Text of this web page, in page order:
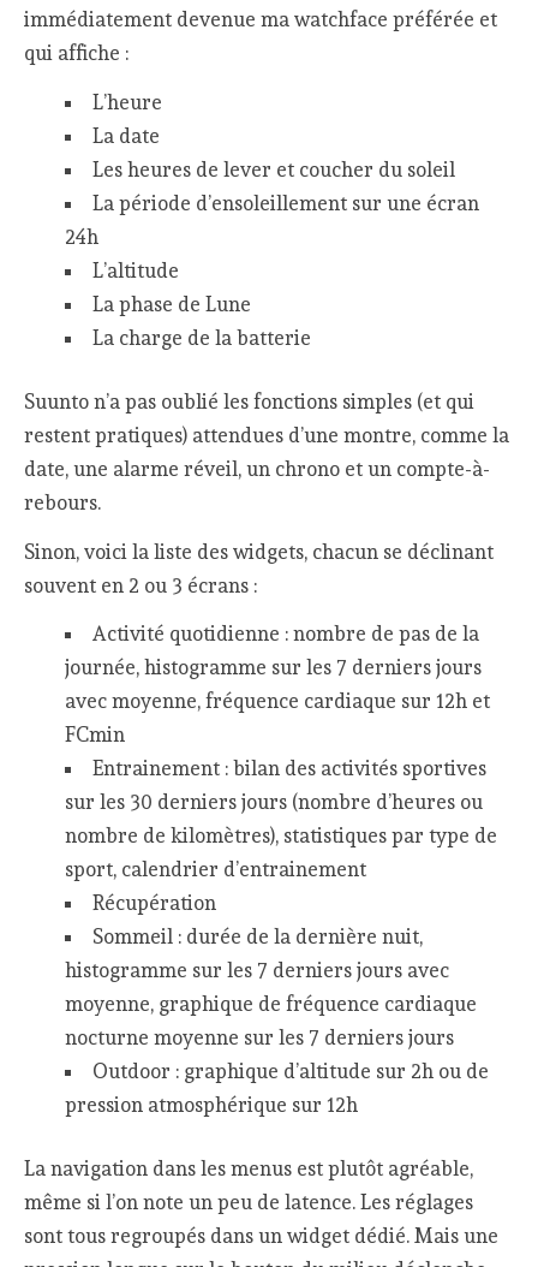
immédiatement devenue ma watchface préférée et
qui affiche :
L’heure
La date
Les heures de lever et coucher du soleil
La période d’ensoleillement sur une écran
24h
L’altitude
La phase de Lune
La charge de la batterie
Suunto n’a pas oublié les fonctions simples (et qui
restent pratiques) attendues d’une montre, comme la
date, une alarme réveil, un chrono et un compte-à-
rebours.
Sinon, voici la liste des widgets, chacun se déclinant
souvent en 2 ou 3 écrans :
Activité quotidienne : nombre de pas de la
journée, histogramme sur les 7 derniers jours
avec moyenne, fréquence cardiaque sur 12h et
FCmin
Entrainement : bilan des activités sportives
sur les 30 derniers jours (nombre d’heures ou
nombre de kilomètres), statistiques par type de
sport, calendrier d’entrainement
Récupération
Sommeil : durée de la dernière nuit,
histogramme sur les 7 derniers jours avec
moyenne, graphique de fréquence cardiaque
nocturne moyenne sur les 7 derniers jours
Outdoor : graphique d’altitude sur 2h ou de
pression atmosphérique sur 12h
La navigation dans les menus est plutôt agréable,
même si l’on note un peu de latence. Les réglages
sont tous regroupés dans un widget dédié. Mais une